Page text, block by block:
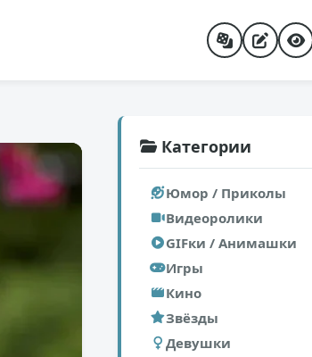
Категории
Юмор / Приколы
Видеоролики
GIFки / Анимашки
Игры
Кино
Звёзды
Девушки